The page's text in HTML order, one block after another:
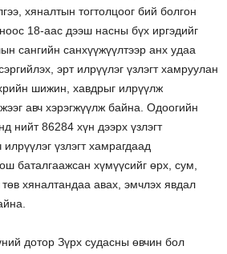
хяналтын тогтолцоог бий болгон
18-аас дээш насны бүх иргэдийг
сангийн санхүүжүүлтээр анх удаа
эрт илрүүлэг үзлэгт хамруулан
шижин, хавдрыг илрүүлж
авч хэрэгжүүлж байна. Одоогийн
нийт 86284 хүн дээрх үзлэгт
үзлэгт хамрагдаад
баталгаажсан хүмүүсийг өрх, сум,
хяналтандаа авах, эмчлэх явдал
дотор Зүрх судасны өвчин бол